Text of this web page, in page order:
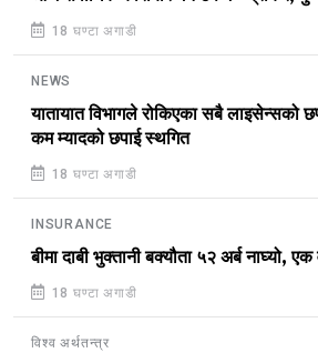
18 घण्टा अगाडी
NEWS
यातायात विभागले रोकिएका सबै लाइसेन्सको
कम म्यादको छपाई स्थगित
18 घण्टा अगाडी
INSURANCE
बीमा दाबी भुक्तानी बक्यौता ५२ अर्ब नाघ्यो,
18 घण्टा अगाडी
विश्व अर्थतन्त्र